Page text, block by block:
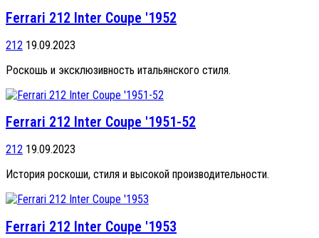
Ferrari 212 Inter Coupe '1952
212 19.09.2023
Роскошь и эксклюзивность итальянского стиля.
Ferrari 212 Inter Coupe '1951-52
212 19.09.2023
История роскоши, стиля и высокой производительности.
Ferrari 212 Inter Coupe '1953